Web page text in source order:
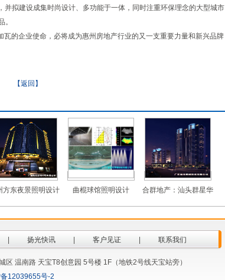
拟建设成集时尚设计、多功能于一体，同时注重环保理念的大型城市
。
的企业使命，必将成为惠州房地产行业的又一支重要力量和新兴品牌
【返回】
方东夜景照明设计 曲棍球馆照明设计
合群地产：汕头群星华
庭灯
扬光快讯 客户见证 联系我们
温南路 天宝T8创意园 5号楼 1F（地铁2号线天宝站旁）
12039655号-2